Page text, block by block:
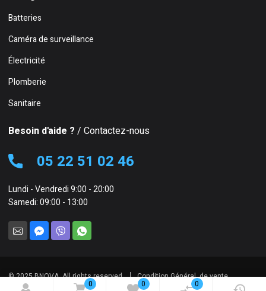
0 0 0
Batteries
Caméra de surveillance
Électricité
Plomberie
Sanitaire
Besoin d'aide ? / Contactez-nous
05 22 51 02 46
Lundi - Vendredi 9:00 - 20:00
Samedi: 09:00 - 13:00
© 2025 BNOVA. All rights reserved. Condition Général de vente